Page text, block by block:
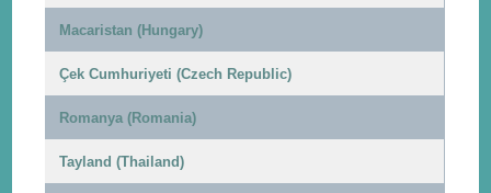
Macaristan (Hungary)
Çek Cumhuriyeti (Czech Republic)
Romanya (Romania)
Tayland (Thailand)